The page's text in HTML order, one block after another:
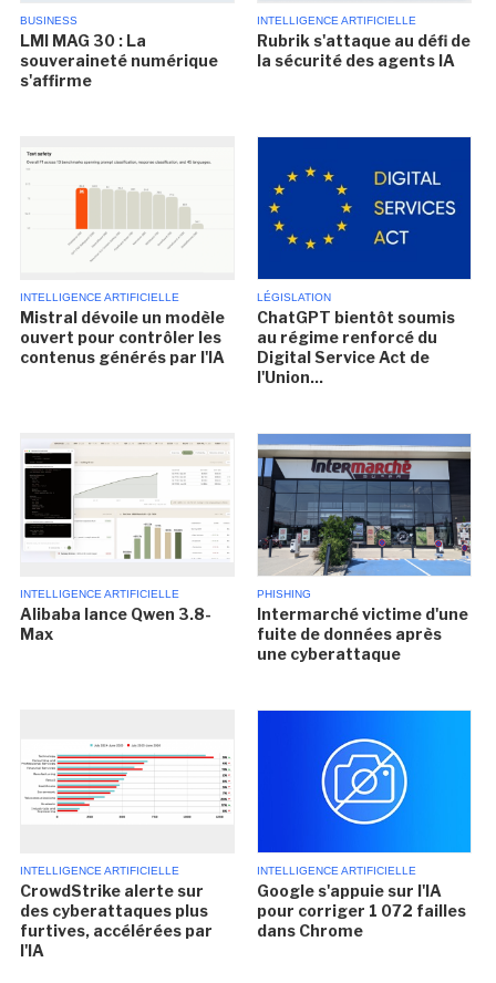
BUSINESS
LMI MAG 30 : La
souveraineté numérique
s'affirme
INTELLIGENCE ARTIFICIELLE
Rubrik s'attaque au défi de
la sécurité des agents IA
INTELLIGENCE ARTIFICIELLE
Mistral dévoile un modèle
ouvert pour contrôler les
contenus générés par l'IA
LÉGISLATION
ChatGPT bientôt soumis
au régime renforcé du
Digital Service Act de
l'Union...
INTELLIGENCE ARTIFICIELLE
Alibaba lance Qwen 3.8-
Max
PHISHING
Intermarché victime d'une
fuite de données après
une cyberattaque
INTELLIGENCE ARTIFICIELLE
CrowdStrike alerte sur
des cyberattaques plus
furtives, accélérées par
l'IA
INTELLIGENCE ARTIFICIELLE
Google s'appuie sur l'IA
pour corriger 1 072 failles
dans Chrome